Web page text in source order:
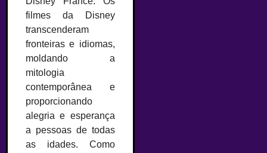
filmes da Disney
transcenderam
fronteiras e idiomas,
moldando a
mitologia
contemporânea e
proporcionando
alegria e esperança
a pessoas de todas
as idades. Como